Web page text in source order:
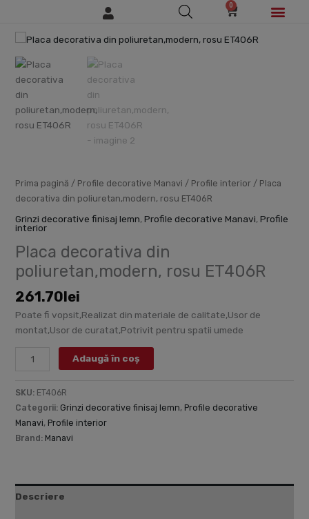
content
0
Cart
Prima pagină / Profile decorative Manavi / Profile interior / Placa
decorativa din poliuretan,modern, rosu ET406R
Grinzi decorative finisaj lemn,Profile decorative Manavi,Profile
interior
Placa decorativa din
poliuretan,modern, rosu ET406R
261.70lei
Poate fi vopsit,Realizat din materiale de calitate,Usor de
montat,Usor de curatat,Potrivit pentru spatii umede
Cantitate
decorativa
din
poliuretan,modern,
rosu
ET406R
Adaugă în coș
SKU: ET406R
Categorii: Grinzi decorative finisaj lemn, Profile decorative
Manavi, Profile interior
Brand: Manavi
Descriere